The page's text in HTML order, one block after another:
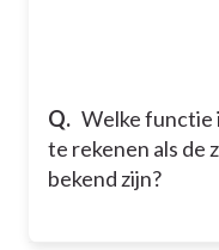
Q. Welke functie
te rekenen als de
bekend zijn?